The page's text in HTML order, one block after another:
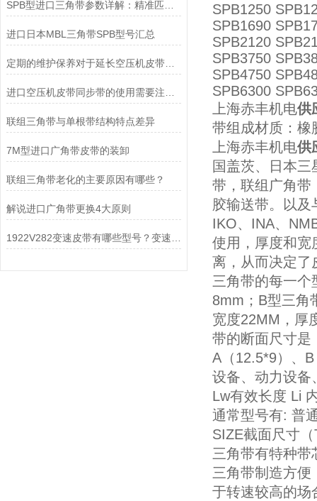
进口日本MBL三角带SPB型号汇总
联组三角带与单根带结构特点差异
7M型进口广角带皮带的装卸
联组三角带老化的主要原因有哪些？
解说进口广角带更换4大原则
SPB1250
SPB1690
SPB2120
SPB3750
SPB4750
SPB6300
上海赤丰机电供
带组成材质：橡
上海赤丰机电供
国盖茨、日本
带，联组广角带
胶输送带。以及
IKO、INA、
使用，厚度和宽
离，从而决定了
三角带的每一个
8mm；B型三角
宽度22MM，厚
带的断面尺寸是
A（12.5*9）、
设备、动力设备
Lw有效长度 Li
通常型号有: 普
SIZE截面尺寸
三角带有特种带
三角带制造方便
于转速较高的场